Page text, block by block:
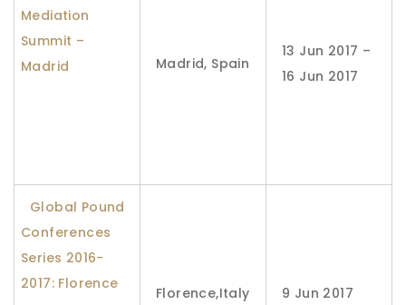
Mediation
Summit –
Madrid
Madrid, Spain
13 Jun 2017 –
16 Jun 2017
Global Pound
Conferences
Series 2016-
2017: Florence
Florence,Italy 9 Jun 2017